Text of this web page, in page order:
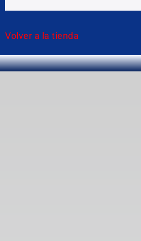
Volver a la tienda